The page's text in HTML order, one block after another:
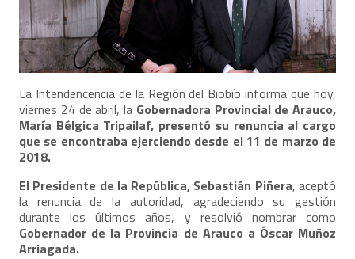
La Intendencencia de la Región del Biobío informa que hoy,
viernes 24 de abril, la Gobernadora Provincial de Arauco,
María Bélgica Tripailaf, presentó su renuncia al cargo
que se encontraba ejerciendo desde el 11 de marzo de
2018.
El Presidente de la República, Sebastián Piñera, aceptó
la renuncia de la autoridad, agradeciendo su gestión
durante los últimos años, y resolvió nombrar como
Gobernador de la Provincia de Arauco a Óscar Muñoz
Arriagada.